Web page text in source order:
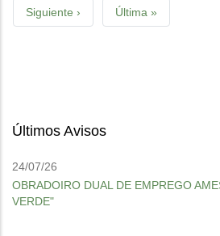
Next
Siguiente › Last
Última »
Últimos Avisos
24/07/26
OBRADOIRO DUAL DE EMPREGO
VERDE"